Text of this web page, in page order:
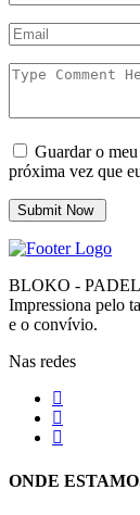
Guardar o
próxima vez que
BLOKO - PADEL
Impressiona pelo
e o convívio.
Nas redes
ONDE